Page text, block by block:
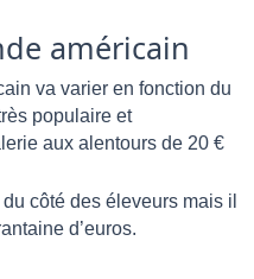
américain
va varier en fonction du
populaire et
aux alentours de 20 €
côté des éleveurs mais il
d’euros.